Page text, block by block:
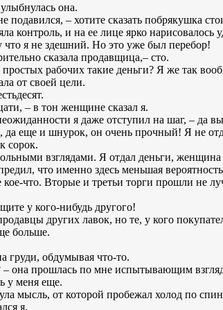
она.
подавился, – хотите сказать побрякушка
контроль, и на ее лице ярко нарисовалось
я не здешний. Но это уже был перебор!
сказала продавщица,– сто.
рабочих такие деньги? Я же так
от своей цели.
– в тон женщине сказал я.
я даже отступил на шаг, – да
да еще и шнурок, он очень прочный! Я не
сорок.
взглядами. Я отдал деньги,
что именно здесь меньшая
что. Вторые и третьи торги прошли не
у кого-нибудь другого!
других лавок, но те, у кого
больше.
груди, обдумывая что-то.
– она прошлась по мне испытывающим
у меня еще.
мысль, от которой пробежал холод по
я.